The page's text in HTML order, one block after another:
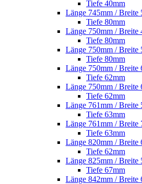
Tiefe 40mm
Länge 745mm / Breite
Tiefe 80mm
Länge 750mm / Breite
Tiefe 80mm
Länge 750mm / Breite
Tiefe 80mm
Länge 750mm / Breite
Tiefe 62mm
Länge 750mm / Breite
Tiefe 62mm
Länge 761mm / Breite
Tiefe 63mm
Länge 761mm / Breite
Tiefe 63mm
Länge 820mm / Breite
Tiefe 62mm
Länge 825mm / Breite
Tiefe 67mm
Länge 842mm / Breite